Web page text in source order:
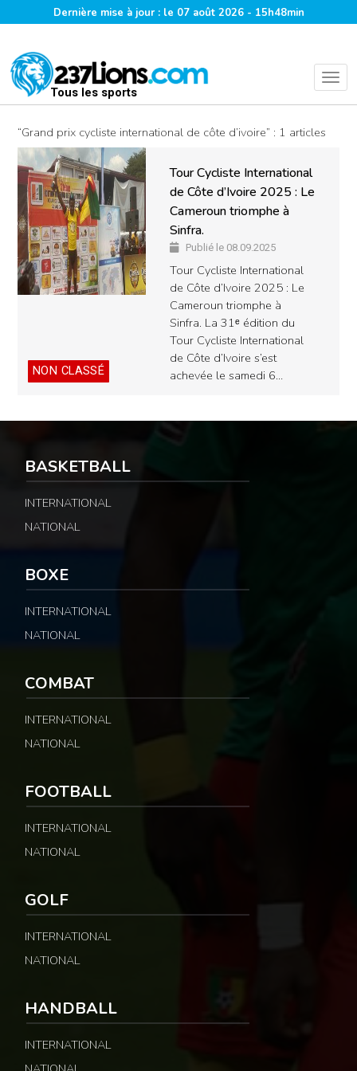
Dernière mise à jour : le 07 août 2026 - 15h48min
Tous les sports
“Grand prix cycliste international de côte d’ivoire” : 1 articles
NON CLASSÉ
Tour Cycliste International
de Côte d’Ivoire 2025 : Le
Cameroun triomphe à
Sinfra.
Publié le 08.09.2025
Tour Cycliste International
de Côte d’Ivoire 2025 : Le
Cameroun triomphe à
Sinfra. La 31ᵉ édition du
Tour Cycliste International
de Côte d’Ivoire s’est
achevée le samedi 6…
BASKETBALL
INTERNATIONAL
NATIONAL
BOXE
INTERNATIONAL
NATIONAL
COMBAT
INTERNATIONAL
NATIONAL
FOOTBALL
INTERNATIONAL
NATIONAL
GOLF
INTERNATIONAL
NATIONAL
HANDBALL
INTERNATIONAL